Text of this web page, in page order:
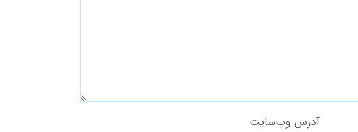
آدرس وب‌سایت